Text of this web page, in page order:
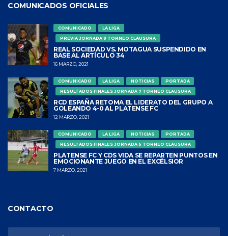
COMUNICADOS OFICIALES
COMUNICADO
LA LIGA
PREVIA JORNADA 8 TORNEO CLAUSURA
REAL SOCIEDAD VS. MOTAGUA SUSPENDIDO EN
BASE AL ARTÍCULO 34
16 MARZO, 2021
COMUNICADO LA LIGA NOTICIAS
PORTADA
RESULTADOS FINALES JORNADA 7 TORNEO CLAUSURA
RCD ESPAÑA RETOMA EL LIDERATO DEL GRUPO A
GOLEANDO 4-0 AL PLATENSE FC
12 MARZO, 2021
COMUNICADO LA LIGA NOTICIAS
PORTADA
RESULTADOS FINALES JORNADA 6 TORNEO CLAUSURA
PLATENSE FC Y CDS VIDA SE REPARTEN PUNTOS EN
EMOCIONANTE JUEGO EN EL EXCÉLSIOR
7 MARZO, 2021
CONTACTO